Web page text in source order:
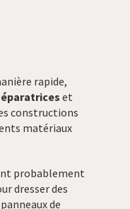
rapide,
et
constructions
matériaux
probablement
dresser des
de